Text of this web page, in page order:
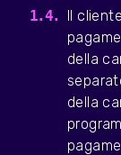
Il
della
della